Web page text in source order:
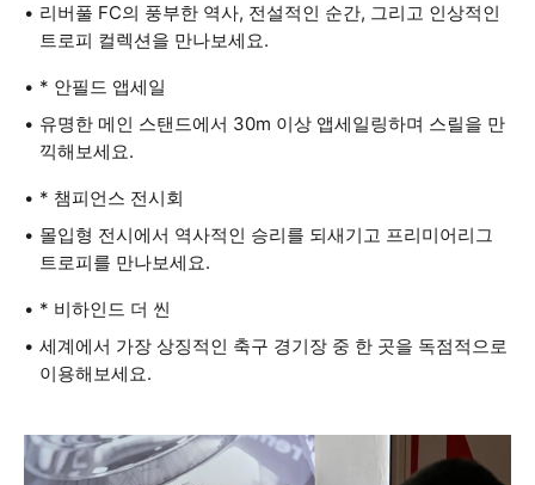
리버풀 FC의 풍부한 역사, 전설적인 순간, 그리고 인상적인
트로피 컬렉션을 만나보세요.
* 안필드 앱세일
유명한 메인 스탠드에서 30m 이상 앱세일링하며 스릴을 만
끽해보세요.
* 챔피언스 전시회
몰입형 전시에서 역사적인 승리를 되새기고 프리미어리그
트로피를 만나보세요.
* 비하인드 더 씬
세계에서 가장 상징적인 축구 경기장 중 한 곳을 독점적으로
이용해보세요.